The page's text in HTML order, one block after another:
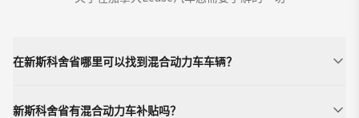
在新斯科舍省哪里可以找到混合动力车车辆？
新斯科舍省有混合动力车补贴吗？